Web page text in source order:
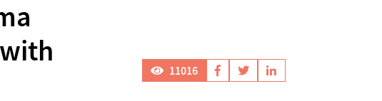
11016